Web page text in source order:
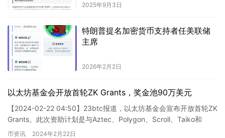
2025年9月3日
特朗普提名加密货币支持者任美联储
主席
2026年2月2日
以太坊基金会开放首轮ZK Grants，奖金池90万美元
【2024-02-22 04:50】23btc报道，以太坊基金会宣布开放首轮ZK
Grants。此次资助计划是与Aztec、Polygon、Scroll、Taiko和
zkSync合…
币资讯 2024年2月22日